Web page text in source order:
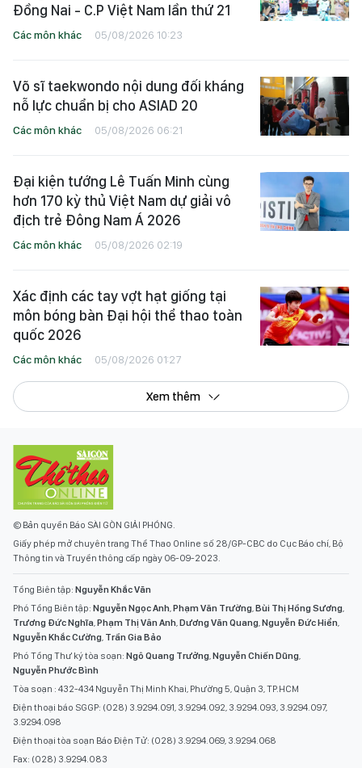
Đồng Nai - C.P Việt Nam lần thứ 21
Các môn khác 05/08/2026 10:23
Võ sĩ taekwondo nội dung đối kháng
nỗ lực chuẩn bị cho ASIAD 20
Các môn khác 05/08/2026 06:21
Đại kiện tướng Lê Tuấn Minh cùng
hơn 170 kỳ thủ Việt Nam dự giải vô
địch trẻ Đông Nam Á 2026
Các môn khác 05/08/2026 02:19
Xác định các tay vợt hạt giống tại
môn bóng bàn Đại hội thể thao toàn
quốc 2026
Các môn khác 05/08/2026 01:27
Xem thêm
© Bản quyền Báo SÀI GÒN GIẢI PHÓNG.
Giấy phép mở chuyên trang Thể Thao Online số 28/GP-CBC do Cục Báo chí, Bộ
Thông tin và Truyền thông cấp ngày 06-09-2023.
Tổng Biên tập: Nguyễn Khắc Văn
Phó Tổng Biên tập: Nguyễn Ngọc Anh,Phạm Văn Trường,Bùi Thị Hồng Sương,
Trương Đức Nghĩa,Phạm Thị Vân Anh,Dương Văn Quang,Nguyễn Đức Hiển,
Nguyễn Khắc Cường, Trần Gia Bảo
Phó Tổng Thư ký tòa soạn: Ngô Quang Trưởng,Nguyễn Chiến Dũng,
Nguyễn Phước Bình
Tòa soạn : 432-434 Nguyễn Thị Minh Khai, Phường 5, Quận 3, TP.HCM
Điện thoại báo SGGP: (028) 3.9294.091, 3.9294.092, 3.9294.093, 3.9294.097,
3.9294.098
Điện thoại tòa soạn Báo Điện Tử: (028) 3.9294.069, 3.9294.068
Fax: (028) 3.9294.083